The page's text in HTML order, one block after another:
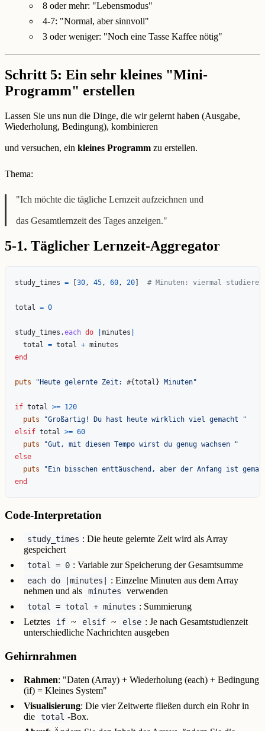
8 oder mehr: "Lebensmodus"
4-7: "Normal, aber sinnvoll"
3 oder weniger: "Noch eine Tasse Kaffee nötig"
Schritt 5: Ein sehr kleines "Mini-
Programm" erstellen
Lassen Sie uns nun die Dinge, die wir gelernt haben (Ausgabe,
Wiederholung, Bedingung), kombinieren
und versuchen, ein kleines Programm zu erstellen.
Thema:
"Ich möchte die tägliche Lernzeit aufzeichnen und
das Gesamtlernzeit des Tages anzeigen."
5-1. Täglicher Lernzeit-Aggregator
study_times = 30, 45, 60, 20 # Minuten: viermal studieren
total = 0
study_times .each do minutes
total = total + minutes
end
puts "Heute gelernte Zeit: #{total } Minuten"
if total >= 120
puts
"Großartig! Du hast heute wirklich viel gemacht "
elsif total >= 60
puts
"Gut, mit diesem Tempo wirst du genug wachsen "
else
puts
"Ein bisschen enttäuschend, aber der Anfang ist
end
Code-Interpretation
study_times : Die heute gelernte Zeit wird als Array
gespeichert
total = 0 : Variable zur Speicherung der Gesamtsumme
each do |minutes|
: Einzelne Minuten aus dem Array
nehmen und als
minutes verwenden
total = total + minutes : Summierung
Letztes
if ~ elsif ~ else : Je nach Gesamtstudienzeit
unterschiedliche Nachrichten ausgeben
Gehirnrahmen
Rahmen: "Daten (Array) + Wiederholung (each) + Bedingung
(if) = Kleines System"
Visualisierung: Die vier Zeitwerte fließen durch ein Rohr in
die
total -Box.